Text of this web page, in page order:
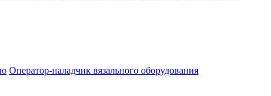
Оператор-наладчик вязального оборудования